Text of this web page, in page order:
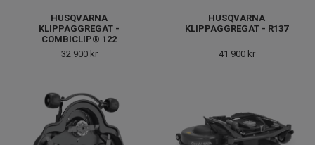
HUSQVARNA
KLIPPAGGREGAT -
COMBICLIP® 122
32 900 kr
HUSQVARNA
KLIPPAGGREGAT - R137
41 900 kr